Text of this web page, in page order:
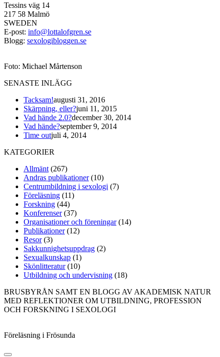
Tessins väg 14
217 58 Malmö
SWEDEN
E-post: info@lottalofgren.se
Blogg: sexologibloggen.se
Foto: Michael Mårtenson
SENASTE INLÄGG
Tacksam!augusti 31, 2016
Skärpning, eller?juni 11, 2015
Vad hände 2.0?december 30, 2014
Vad hände?september 9, 2014
Time outjuli 4, 2014
KATEGORIER
Allmänt (267)
Andras publikationer(10)
Centrumbildning i sexologi (7)
Föreläsning (11)
Forskning (44)
Konferenser(37)
Organisationer och föreningar(14)
Publikationer(12)
Resor(3)
Sakkunnighetsuppdrag (2)
Sexualkunskap (1)
Skönlitteratur(10)
Utbildning och undervisning (18)
BRUSBYRÅN SAMT EN BLOGG AV AKADEMISK NATUR
MED REFLEKTIONER OM UTBILDNING, PROFESSION
OCH FORSKNING I SEXOLOGI
Föreläsning i Frösunda